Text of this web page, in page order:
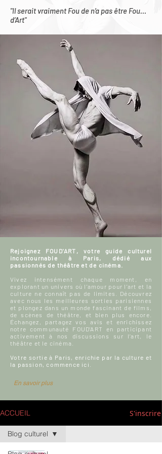
"Il serait vraiment Fou de n’a pas être Fou…
d’Art"
Rejoignez FOUD'ART, votre guide culturel
incontournable à Paris, dédié aux
passionnés de théâtre et de cinéma.
Vivez intensément chaque moment, en
explorant un univers où l'amour pour l'art et la
culture ne connaît pas de limites. Découvrez
avec nous les meilleures sorties parisiennes
et plongez dans un monde fascinant de films,
de scènes de théâtre, et bien plus encore.
Échangez, partagez vos avis et enrichissez
notre communauté FOUD'ART en participant
activement à nos discussions sur l’art, le
théâtre et le cinéma.
Votre sortie à Paris, enrichie par la culture et
la passion, commence ici.
En savoir plus
ACCUEIL S'inscrire
Blog culturel